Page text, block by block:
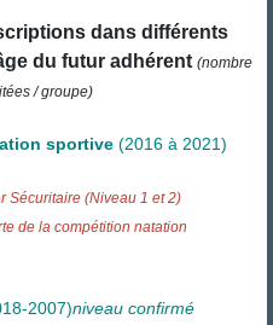
dans différents
du futur adhérent (nombre
/ groupe)
sportive (2016 à 2021)
Sécuritaire (Niveau 1 et 2)
de la compétition natation
2007)niveau confirmé